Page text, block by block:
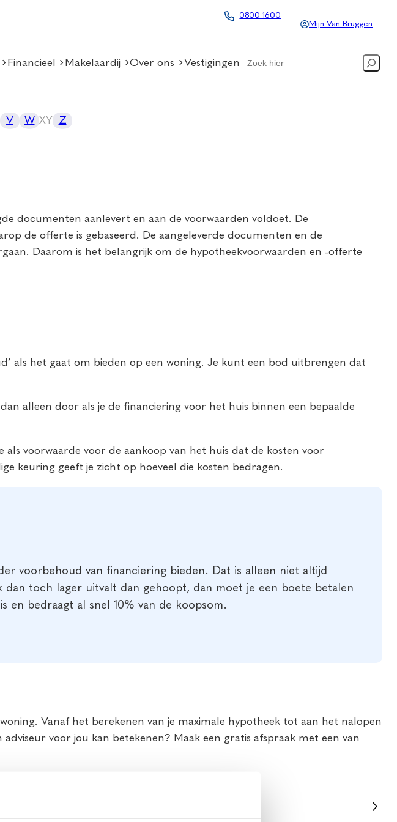
0800 1600
Mijn Van Bruggen
Financieel Makelaardij Over ons Vestigingen Search
V W XY Z
documenten aanlevert en aan de voorwaarden voldoet. De
de offerte is gebaseerd. De aangeleverde documenten en de
Daarom is het belangrijk om de hypotheekvoorwaarden en -offerte
als het gaat om bieden op een woning. Je kunt een bod uitbrengen dat
alleen door als je de financiering voor het huis binnen een bepaalde
als voorwaarde voor de aankoop van het huis dat de kosten voor
keuring geeft je zicht op hoeveel die kosten bedragen.
voorbehoud van financiering bieden. Dat is alleen niet altijd
dan toch lager uitvalt dan gehoopt, dan moet je een boete betalen
en bedraagt al snel 10% van de koopsom.
Vanaf het berekenen van je maximale hypotheek tot aan het nalopen
voor jou kan betekenen? Maak een gratis afspraak met een van